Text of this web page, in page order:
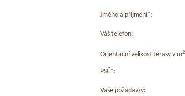
Jméno a příjmení*:
Váš telefon:
Orientační velikost terasy v m2
PSČ*:
Vaše požadavky: